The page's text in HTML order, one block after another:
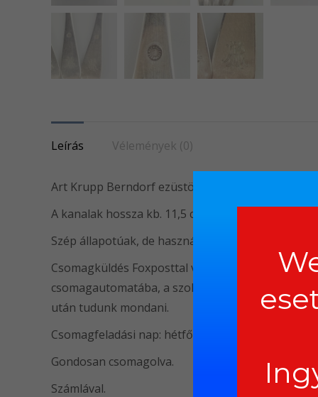
Leírás Vélemények (0)
Art Krupp Berndorf ezüstözött kávéskanál
A kanalak hossza kb. 11,5 cm.
Szép állapotúak, de használt, karcos a felület.
Csomagküldés Foxposttal vagy a Magyar
csomagautomatába, a szolgáltatók mindenkori
után tudunk mondani.
Csomagfeladási nap: hétfő,kedd.
Gondosan csomagolva.
Számlával.